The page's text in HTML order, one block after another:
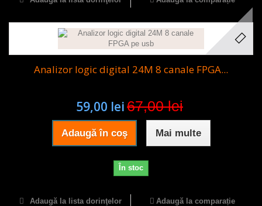
Analizor logic digital 24M 8 canale FPGA...
59,00 lei67,00 lei
Adaugă în coş Mai multe
În stoc
Adaugă la lista dorinţelor Adaugă la comparație